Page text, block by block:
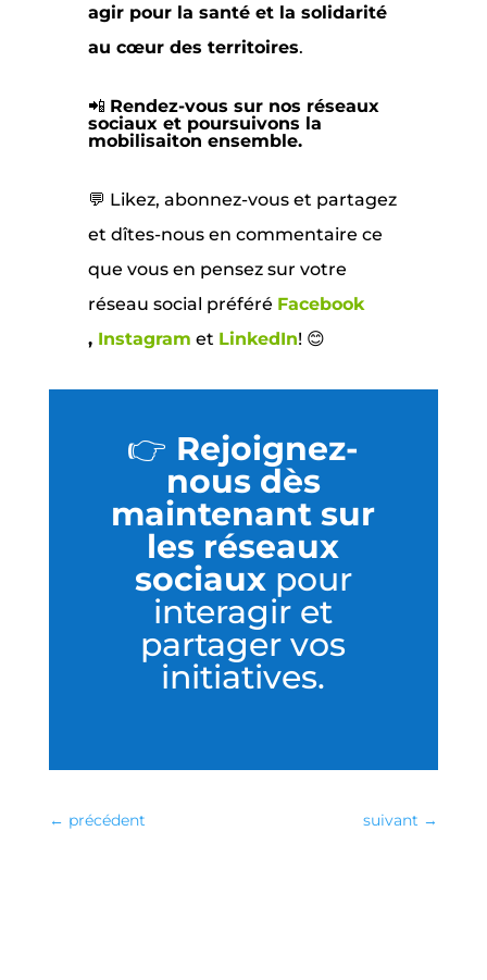
agir pour la santé et la solidarité
au cœur des territoires.
📲 Rendez-vous sur nos réseaux
sociaux et poursuivons la
mobilisaiton ensemble.
💬 Likez, abonnez-vous et partagez
et dîtes-nous en commentaire ce
que vous en pensez sur votre
réseau social préféré Facebook
, Instagram et LinkedIn! 😊
👉 Rejoignez-
nous dès
maintenant sur
les réseaux
sociauxpour
interagir et
partager vos
initiatives.
← précédent suivant →